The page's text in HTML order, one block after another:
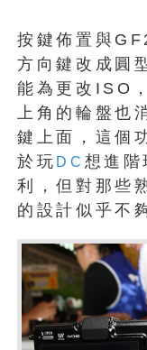
按鍵佈置與
方向鍵改成圓
能為更改ISO
上角的輪盤也
鍵上面，這個
於玩 DC 想進
利，但對那些
的設計似乎不